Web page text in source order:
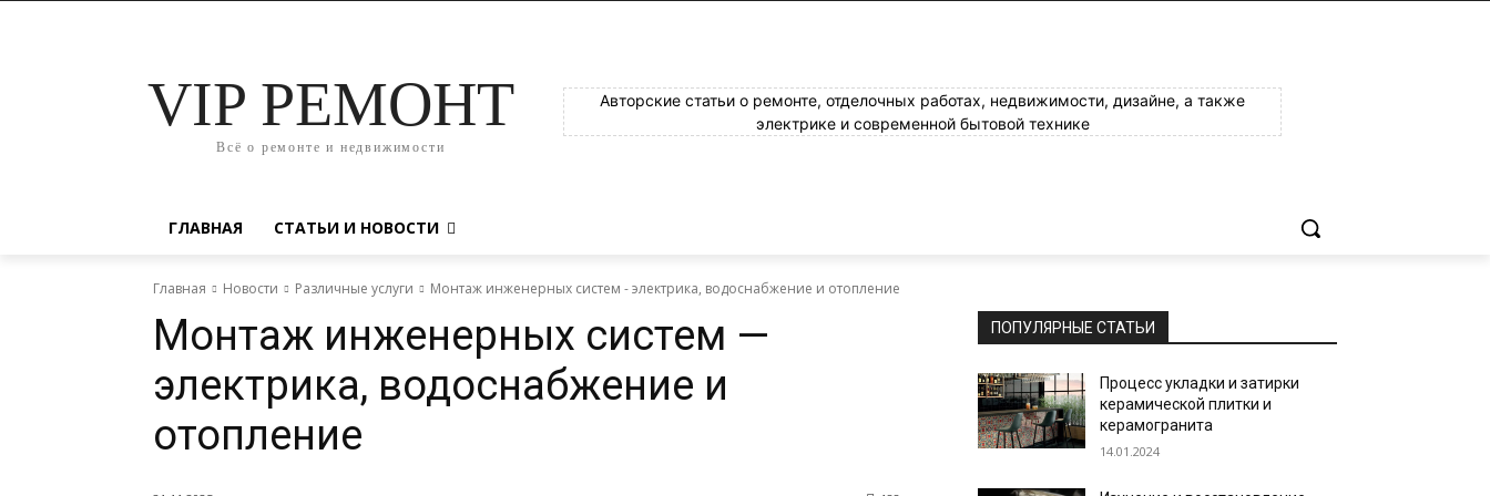
VIP РЕМОНТ
Всё о ремонте и недвижимости
Авторские статьи о ремонте, отделочных работах, недвижимости, дизайне, а также
электрике и современной бытовой технике
ГЛАВНАЯ СТАТЬИ И НОВОСТИ
Главная Новости Различные услуги Монтаж инженерных систем - электрика, водоснабжение и отопление
Монтаж инженерных систем —
электрика, водоснабжение и
отопление
ПОПУЛЯРНЫЕ СТАТЬИ
Процесс укладки и затирки
керамической плитки и
керамогранита
14.01.2024